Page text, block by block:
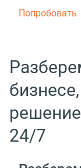
Попробовать
24/7